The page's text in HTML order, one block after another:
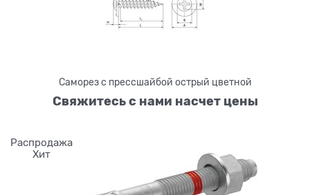
Саморез с прессшайбой острый цветной
Свяжитесь с нами насчет цены
Распродажа
Хит